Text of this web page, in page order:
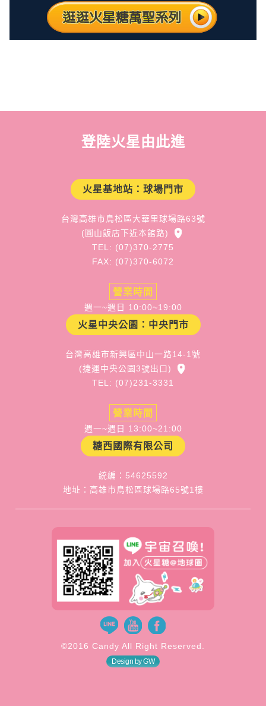
登陸火星由此進
火星基地站：球場門市
台灣高雄市鳥松區大華里球場路63號
(圓山飯店下近本館路)
TEL: (07)370-2775
FAX: (07)370-6072
營業時間
週一~週日 10:00~19:00
火星中央公園：中央門市
台灣高雄市新興區中山一路14-1號
(捷運中央公園3號出口)
TEL: (07)231-3331
營業時間
週一~週日 13:00~21:00
糖西國際有限公司
統編：54625592
地址：高雄市鳥松區球場路65號1樓
©2016 Candy All Right Reserved.
Design by GW